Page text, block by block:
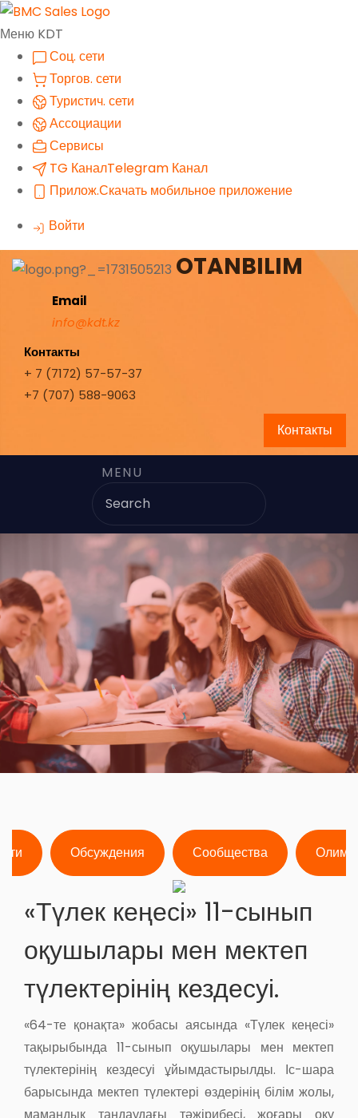
Меню KDT
Соц. сети
Торгов. сети
Туристич. сети
Ассоциации
Сервисы
TG КаналTelegram Канал
Прилож.Скачать мобильное приложение
Войти
OTANBILIM
Email
info@kdt.kz
Контакты
+ 7 (7172) 57-57-37
+7 (707) 588-9063
Контакты
MENU
Обсуждения Сообщества
«Түлек кеңесі» 11-сынып
оқушылары мен мектеп
түлектерінің кездесуі.
«64-те қонақта» жобасы аясында «Түлек кеңесі»
тақырыбында 11-сынып оқушылары мен мектеп
түлектерінің кездесуі ұйымдастырылды. Іс-шара
барысында мектеп түлектері өздерінің білім жолы,
мамандық таңдаудағы тәжірибесі, жоғары оқу